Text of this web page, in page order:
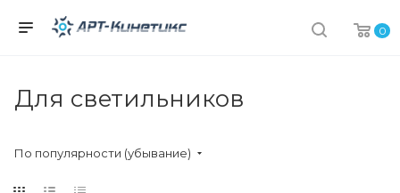
0
Для светильников
По популярности (убывание)